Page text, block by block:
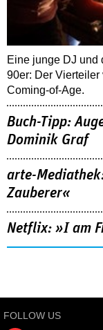
Eine junge DJ und
90er: Der
Coming-of-Age.
Buch-Tipp:
Dominik Graf
arte-
Zauberer«
Netflix: »I am
FOLLOW US